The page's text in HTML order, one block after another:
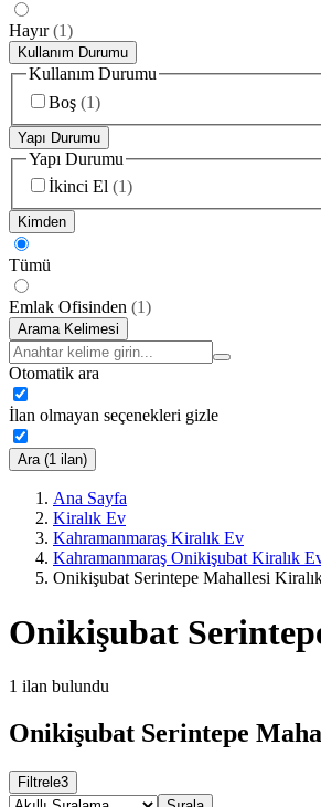
Hayır (1)
Kullanım Durumu
Kullanım Durumu
Boş (1)
Yapı Durumu
Yapı Durumu
İkinci El (1)
Kimden
Tümü
Emlak Ofisinden (1)
Arama Kelimesi
Otomatik ara
İlan olmayan seçenekleri gizle
Ara (1 ilan)
Ana Sayfa
Kiralık Ev
Kahramanmaraş Kiralık Ev
Kahramanmaraş Onikişubat Kiralık
Onikişubat Serintepe Mahallesi
Onikişubat
1 ilan bulundu
Onikişubat Serintepe
Filtrele3